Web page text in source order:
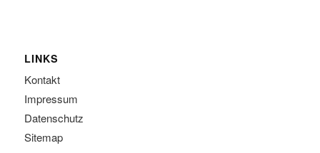
LINKS
Kontakt
Impressum
Datenschutz
Sitemap